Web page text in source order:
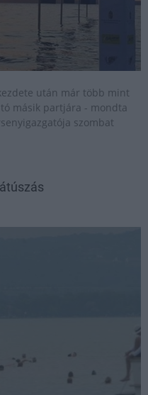
után már több mint
másik partjára - mondta
szombat